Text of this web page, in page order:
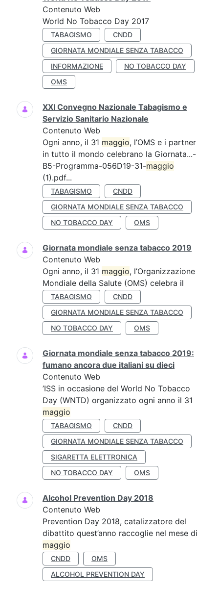
Contenuto Web
World No Tobacco Day 2017
TABAGISMO
CNDD
GIORNATA MONDIALE SENZA TABACCO
INFORMAZIONE
NO TOBACCO DAY
OMS
XXI Convegno Nazionale Tabagismo e
Servizio Sanitario Nazionale
Contenuto Web
Ogni anno, il 31 maggio, l’OMS e i partner
in tutto il mondo celebrano la Giornata...-
B5-Programma-056D19-31-maggio
(1).pdf...
TABAGISMO
CNDD
GIORNATA MONDIALE SENZA TABACCO
NO TOBACCO DAY
OMS
Giornata mondiale senza tabacco 2019
Contenuto Web
Ogni anno, il 31 maggio, l’Organizzazione
Mondiale della Salute (OMS) celebra il
TABAGISMO
CNDD
GIORNATA MONDIALE SENZA TABACCO
NO TOBACCO DAY
OMS
Giornata mondiale senza tabacco 2019:
fumano ancora due italiani su dieci
Contenuto Web
’ISS in occasione del World No Tobacco
Day (WNTD) organizzato ogni anno il 31
maggio
TABAGISMO
CNDD
GIORNATA MONDIALE SENZA TABACCO
SIGARETTA ELETTRONICA
NO TOBACCO DAY
OMS
Alcohol Prevention Day 2018
Contenuto Web
Prevention Day 2018, catalizzatore del
dibattito quest’anno raccoglie nel mese di
maggio
CNDD
OMS
ALCOHOL PREVENTION DAY